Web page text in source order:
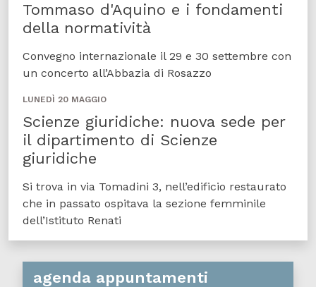
Tommaso d'Aquino e i fondamenti
della normatività
Convegno internazionale il 29 e 30 settembre con
un concerto all’Abbazia di Rosazzo
LUNEDÌ 20 MAGGIO
Scienze giuridiche: nuova sede per
il dipartimento di Scienze
giuridiche
Si trova in via Tomadini 3, nell’edificio restaurato
che in passato ospitava la sezione femminile
dell’Istituto Renati
agenda appuntamenti